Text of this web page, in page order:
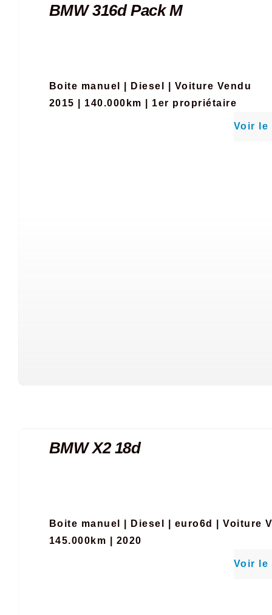
BMW 316d Pack M
Boite manuel Diesel
Voiture Vendu
2015 | 140.000km | 1er propriétaire
Voir le
BMW X2 18d
Boite manuel Diesel euro6d
Voiture
145.000km | 2020
Voir le